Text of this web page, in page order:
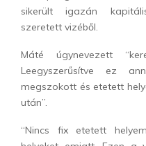
sikerült igazán
szeretett vizéből.
Máté úgynevezett
Leegyszerűsítve ez
megszokott és etetett
után”.
“Nincs fix etetett